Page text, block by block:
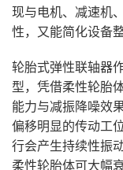
现与电机、减速机
性，又能简化设备
轮胎式弹性联轴器
型，凭借柔性轮胎
能力与减振降噪效
偏移明显的传动工
行会产生持续性振
柔性轮胎体可大幅